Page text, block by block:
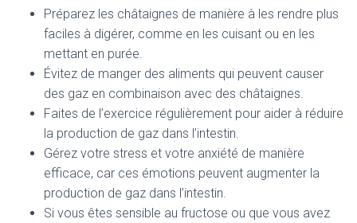
Préparez les châtaignes de manière à les rendre plus
faciles à digérer, comme en les cuisant ou en les
mettant en purée.
Évitez de manger des aliments qui peuvent causer
des gaz en combinaison avec des châtaignes.
Faites de l’exercice régulièrement pour aider à réduire
la production de gaz dans l’intestin.
Gérez votre stress et votre anxiété de manière
efficace, car ces émotions peuvent augmenter la
production de gaz dans l’intestin.
Si vous êtes sensible au fructose ou que vous avez